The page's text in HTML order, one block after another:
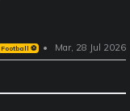
Football ⚽️ Mar, 28 Jul 2026